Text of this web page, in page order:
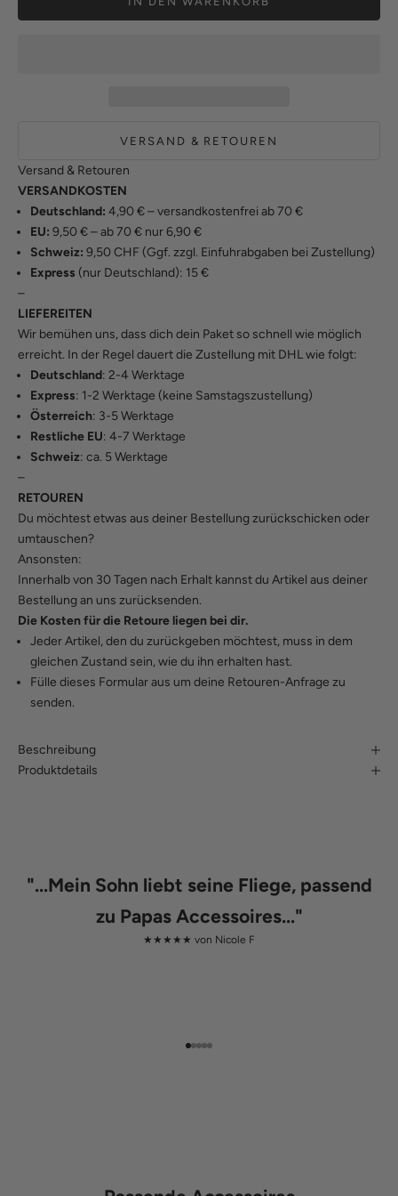
VERSAND & RETOUREN
Versand & Retouren
VERSANDKOSTEN
Deutschland: 4,90 € – versandkostenfrei ab 70 €
EU: 9,50 € – ab 70 € nur 6,90 €
Schweiz: 9,50 CHF (Ggf. zzgl. Einfuhrabgaben bei Zustellung)
Express (nur Deutschland): 15 €
–
LIEFEREITEN
Wir bemühen uns, dass dich dein Paket so schnell wie möglich
erreicht. In der Regel dauert die Zustellung mit DHL wie folgt:
Deutschland: 2-4 Werktage
Express: 1-2 Werktage (keine Samstagszustellung)
Österreich: 3-5 Werktage
Restliche EU: 4-7 Werktage
Schweiz: ca. 5 Werktage
–
RETOUREN
Du möchtest etwas aus deiner Bestellung zurückschicken oder
umtauschen?
Ansonsten:
Innerhalb von 30 Tagen nach Erhalt kannst du Artikel aus deiner
Bestellung an uns zurücksenden.
Die Kosten für die Retoure liegen bei dir.
Jeder Artikel, den du zurückgeben möchtest, muss in dem
gleichen Zustand sein, wie du ihn erhalten hast.
Fülle dieses Formularaus um deine Retouren-Anfrage zu
senden.
Beschreibung
Produktdetails
"...Mein Sohn liebt seine Fliege, passend
zu Papas Accessoires..."
★★★★★ von Nicole F
Gehe zu Element 1
Gehe zu Element 2
Gehe zu Element 3
Gehe zu Element 4
Gehe zu Element 5